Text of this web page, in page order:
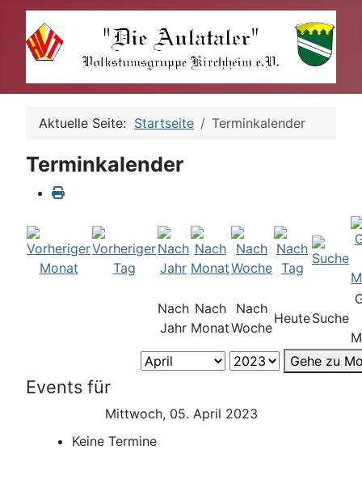
Aktuelle Seite: Startseite Terminkalender
Terminkalender
Nach
Jahr
Nach
Monat
Nach
Woche
HeuteSuche
Gehe zu
Events für
Mittwoch, 05. April 2023
Keine Termine